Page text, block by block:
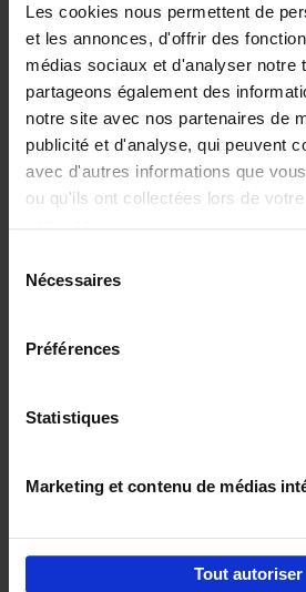
Les cookies nous permettent de
et les annonces, d'offrir des
médias sociaux et d'analyser notre
partageons également des
notre site avec nos partenaires de
publicité et d'analyse, qui peuvent
avec d'autres informations que
ou qu'ils ont collectées lors de
Nécessaires
Préférences
Statistiques
Marketing et contenu de médias
Tout autoriser
Building
Business
Jochen Roef
Couverture souple
€29,99
Digital
completely